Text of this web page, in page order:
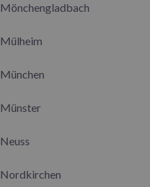
Mönchengladbach
Mülheim
München
Münster
Neuss
Nordkirchen